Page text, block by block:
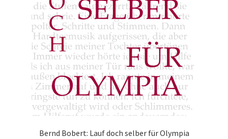
Bernd Bobert: Lauf doch selber für Olympia